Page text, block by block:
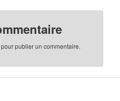
pour publier un commentaire.